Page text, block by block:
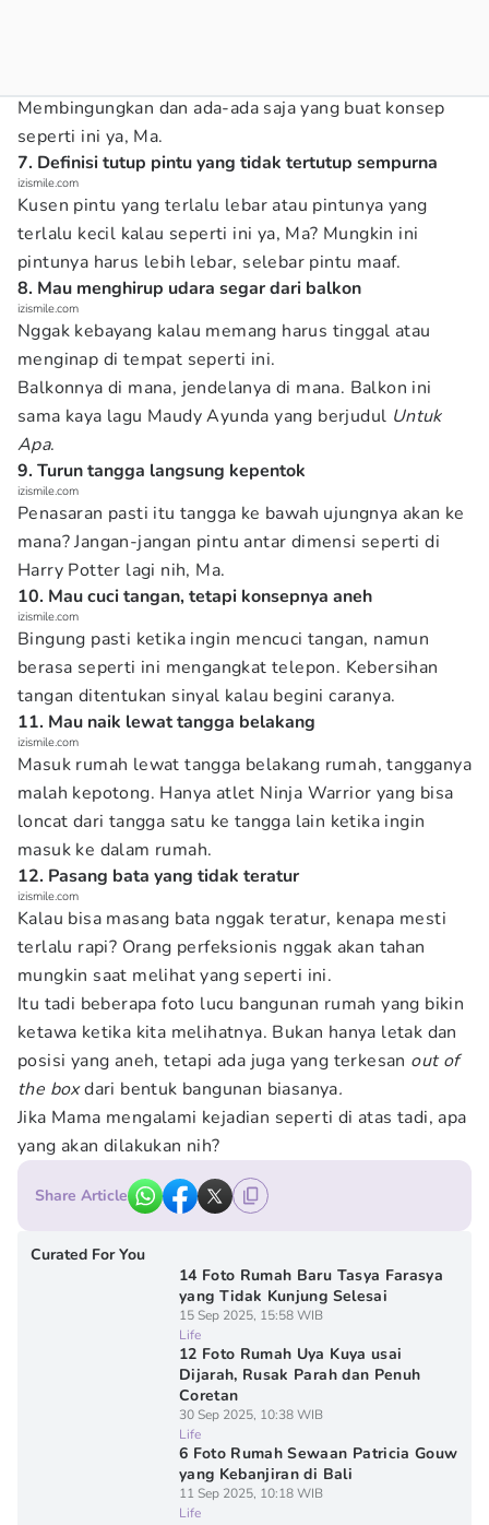
Membingungkan dan ada-ada saja yang buat konsep
seperti ini ya, Ma.
7. Definisi tutup pintu yang tidak tertutup sempurna
izismile.com
Kusen pintu yang terlalu lebar atau pintunya yang
terlalu kecil kalau seperti ini ya, Ma? Mungkin ini
pintunya harus lebih lebar, selebar pintu maaf.
8. Mau menghirup udara segar dari balkon
izismile.com
Nggak kebayang kalau memang harus tinggal atau
menginap di tempat seperti ini.
Balkonnya di mana, jendelanya di mana. Balkon ini
sama kaya lagu Maudy Ayunda yang berjudul Untuk
Apa.
9. Turun tangga langsung kepentok
izismile.com
Penasaran pasti itu tangga ke bawah ujungnya akan ke
mana? Jangan-jangan pintu antar dimensi seperti di
Harry Potter lagi nih, Ma.
10. Mau cuci tangan, tetapi konsepnya aneh
izismile.com
Bingung pasti ketika ingin mencuci tangan, namun
berasa seperti ini mengangkat telepon. Kebersihan
tangan ditentukan sinyal kalau begini caranya.
11. Mau naik lewat tangga belakang
izismile.com
Masuk rumah lewat tangga belakang rumah, tangganya
malah kepotong. Hanya atlet Ninja Warrior yang bisa
loncat dari tangga satu ke tangga lain ketika ingin
masuk ke dalam rumah.
12. Pasang bata yang tidak teratur
izismile.com
Kalau bisa masang bata nggak teratur, kenapa mesti
terlalu rapi? Orang perfeksionis nggak akan tahan
mungkin saat melihat yang seperti ini.
Itu tadi beberapa foto lucu bangunan rumah yang bikin
ketawa ketika kita melihatnya. Bukan hanya letak dan
posisi yang aneh, tetapi ada juga yang terkesan out of
the boxdari bentuk bangunan biasanya.
Jika Mama mengalami kejadian seperti di atas tadi, apa
yang akan dilakukan nih?
Share Article
Curated For You
14 Foto Rumah Baru Tasya Farasya
yang Tidak Kunjung Selesai
15 Sep 2025, 15:58 WIB
Life
12 Foto Rumah Uya Kuya usai
Dijarah, Rusak Parah dan Penuh
Coretan
30 Sep 2025, 10:38 WIB
Life
6 Foto Rumah Sewaan Patricia Gouw
yang Kebanjiran di Bali
11 Sep 2025, 10:18 WIB
Life